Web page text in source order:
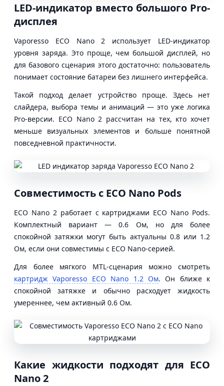
LED-индикатор вместо большого Pro-
дисплея
Vaporesso ECO Nano 2 использует LED-индикатор
уровня заряда. Это проще, чем большой дисплей, но
для базового сценария этого достаточно: пользователь
понимает состояние батареи без лишнего интерфейса.
Такой подход делает устройство проще. Здесь нет
слайдера, выбора темы и анимаций — это уже логика
Pro-версии. ECO Nano 2 рассчитан на тех, кто хочет
меньше визуальных элементов и больше понятной
повседневной практичности.
Совместимость с ECO Nano Pods
ECO Nano 2 работает с картриджами ECO Nano Pods.
Комплектный вариант — 0.6 Ом, но для более
спокойной затяжки могут быть актуальны 0.8 или 1.2
Ом, если они совместимы с ECO Nano-серией.
Для более мягкого MTL-сценария можно смотреть
картридж Vaporesso ECO Nano 1.2 Ом. Он ближе к
спокойной затяжке и обычно расходует жидкость
умереннее, чем активный 0.6 Ом.
Какие жидкости подходят для ECO
Nano 2